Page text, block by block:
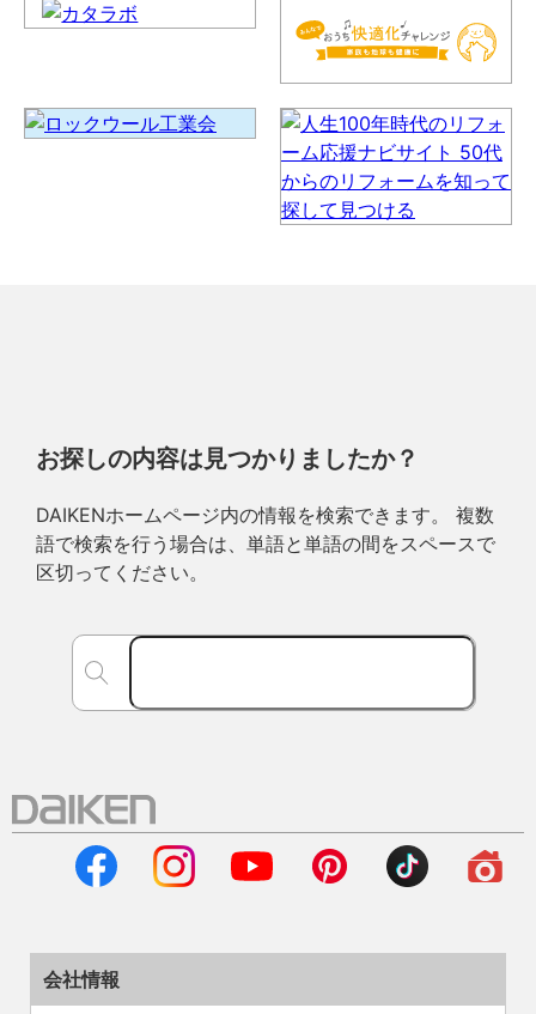
お探しの内容は見つかりましたか？
DAIKENホームページ内の情報を検索できます。 複数
語で検索を行う場合は、単語と単語の間をスペースで
区切ってください。
会社情報